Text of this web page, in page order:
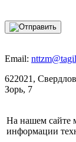
Email:
622021,
Зорь, 7
На нашем сайте
информации